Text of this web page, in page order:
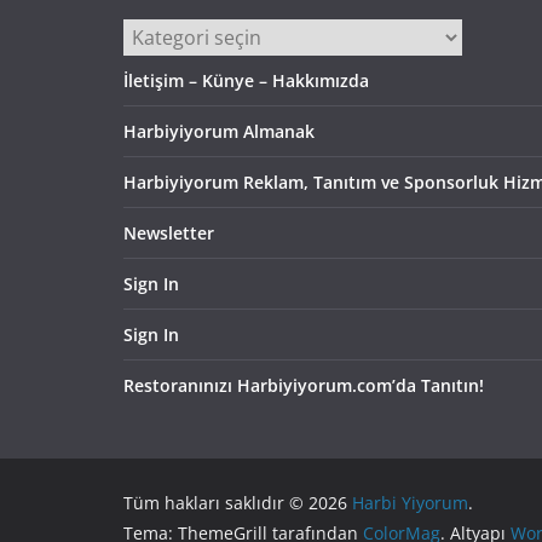
Kategoriler
İletişim – Künye – Hakkımızda
Harbiyiyorum Almanak
Harbiyiyorum Reklam, Tanıtım ve Sponsorluk
Newsletter
Sign In
Sign In
Restoranınızı Harbiyiyorum.com’da Tanıtın!
Tüm hakları saklıdır © 2026 Harbi Yiyorum.
Tema: ThemeGrill tarafından ColorMag. Altyapı